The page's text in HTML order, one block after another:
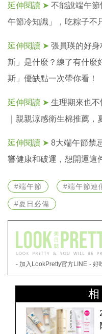
延伸閱讀 ➤ 不能說端午
午節冷知識」，吃粽子不
延伸閱讀 ➤ 張員瑛的好
斯」是什麼？練了有什麼
斯」優缺點一次帶你看！
延伸閱讀 ➤ 生理期來也
｜親親涼感衛生棉推薦，
延伸閱讀 ➤ 8大端午節禁
響健康和破運，想開運這
#端午節 #端午節連
#夏日必備
- 加入LookPretty官方LINE - 好